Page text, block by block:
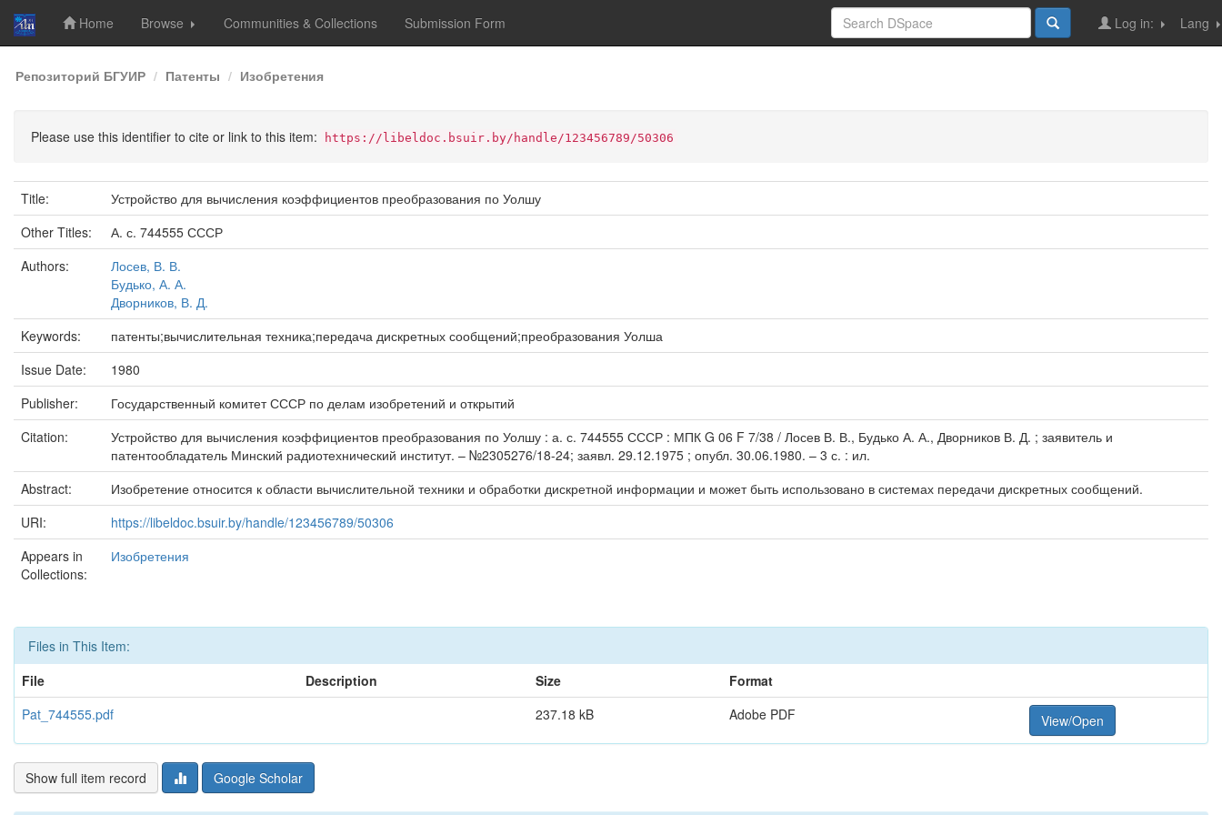
Skip
navigation
Home Browse Communities & Collections Submission Form Lang
Log in:
Репозиторий БГУИР Патенты Изобретения
Please use this identifier to cite or link to this item: https://libeldoc.bsuir.by/handle/123456789/50306
Title:
Устройство для вычисления коэффициентов преобразования по Уолшу
Other Titles:
А. с. 744555 СССР
Authors:
Лосев, В. В.
Будько, А. А.
Дворников, В. Д.
Keywords:
патенты;вычислительная техника;передача дискретных сообщений;преобразования Уолша
Issue Date:
1980
Publisher:
Государственный комитет СССР по делам изобретений и открытий
Citation:
Устройство для вычисления коэффициентов преобразования по Уолшу : а. с. 744555 СССР : МПК G 06 F 7/38 / Лосев В. В., Будько А. А., Дворников В. Д. ; заявитель и
патентообладатель Минский радиотехнический институт. – №2305276/18-24; заявл. 29.12.1975 ; опубл. 30.06.1980. – 3 с. : ил.
Abstract:
Изобретение относится к области вычислительной техники и обработки дискретной информации и может быть использовано в системах передачи дискретных сообщений.
URI:
https://libeldoc.bsuir.by/handle/123456789/50306
Appears in
Collections:
Изобретения
Files in This Item:
File
Description Size
Format
Pat_744555.pdf
237.18 kB Adobe PDF View/Open
Show full item record Google Scholar